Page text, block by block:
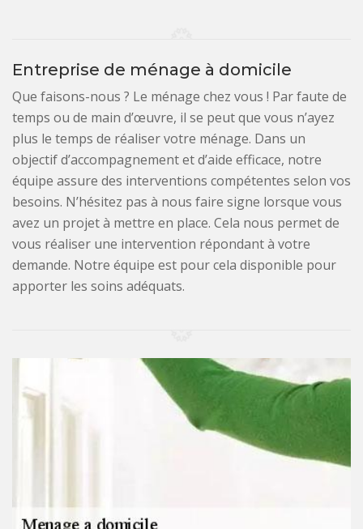
Entreprise de ménage à domicile
Que faisons-nous ? Le ménage chez vous ! Par faute de
temps ou de main d’œuvre, il se peut que vous n’ayez
plus le temps de réaliser votre ménage. Dans un
objectif d’accompagnement et d’aide efficace, notre
équipe assure des interventions compétentes selon vos
besoins. N’hésitez pas à nous faire signe lorsque vous
avez un projet à mettre en place. Cela nous permet de
vous réaliser une intervention répondant à votre
demande. Notre équipe est pour cela disponible pour
apporter les soins adéquats.